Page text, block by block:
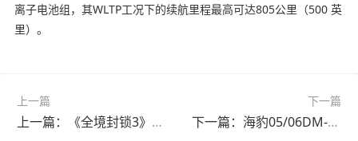
离子电池组，其WLTP工况下的续航里程最高可达805公里（500 英
里）。
上一篇
上一篇：《全境封锁3》新爆料！制作人称其“怪物级巨作”！
下一篇
下一篇：海豹05/06DM-i长续航版续航210km 8.98万起